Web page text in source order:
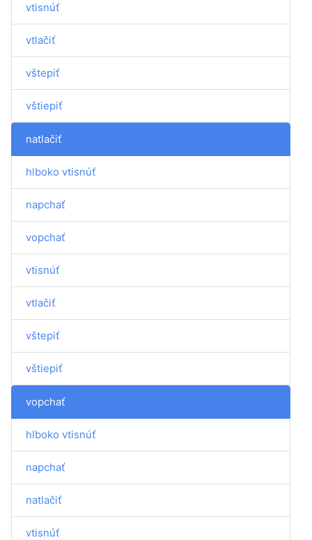
vtisnúť
vtlačiť
vštepiť
vštiepiť
natlačiť
hlboko vtisnúť
napchať
vopchať
vtisnúť
vtlačiť
vštepiť
vštiepiť
vopchať
hlboko vtisnúť
napchať
natlačiť
vtisnúť